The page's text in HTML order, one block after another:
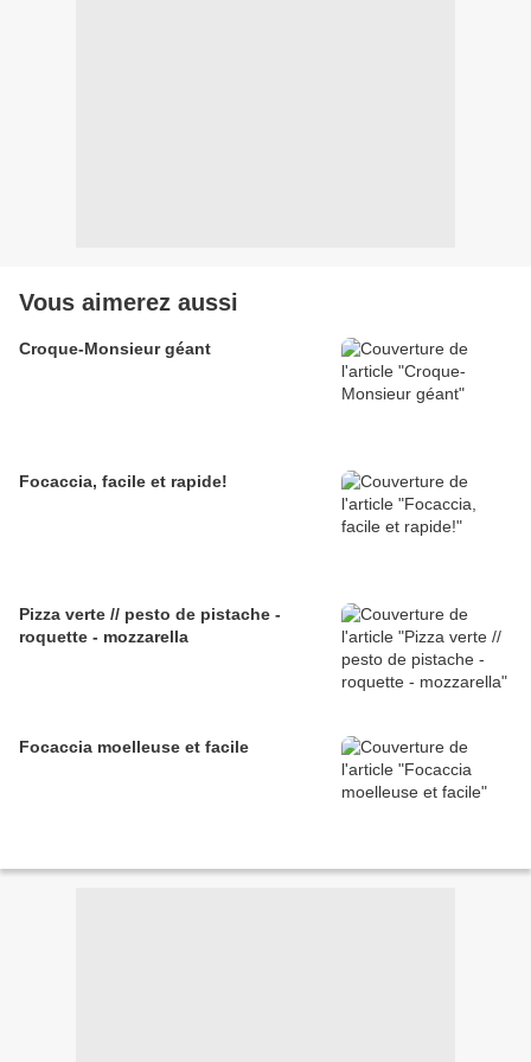
Vous aimerez aussi
Croque-Monsieur géant
Focaccia, facile et rapide!
Pizza verte // pesto de pistache -
roquette - mozzarella
Focaccia moelleuse et facile